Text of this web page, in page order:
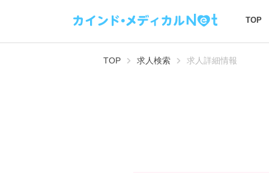
TOP
TOP 求人検索 求人詳細情報